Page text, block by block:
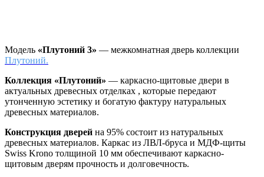
Модель «Плутоний 3» — межкомнатная дверь коллекции
Плутоний.
Коллекция «Плутоний» — каркасно-щитовые двери в
актуальных древесных отделках , которые передают
утонченную эстетику и богатую фактуру натуральных
древесных материалов.
Конструкция дверей на 95% состоит из натуральных
древесных материалов. Каркас из ЛВЛ-бруса и МДФ-щиты
Swiss Krono толщиной 10 мм обеспечивают каркасно-
щитовым дверям прочность и долговечность.